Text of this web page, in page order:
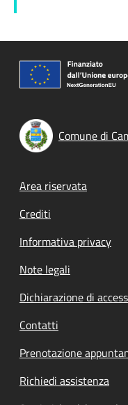
Comune di
Footer menu
Area riservata
Crediti
Informativa privacy
Note legali
Dichiarazione di
Contatti
Prenotazione
Richiedi assistenza